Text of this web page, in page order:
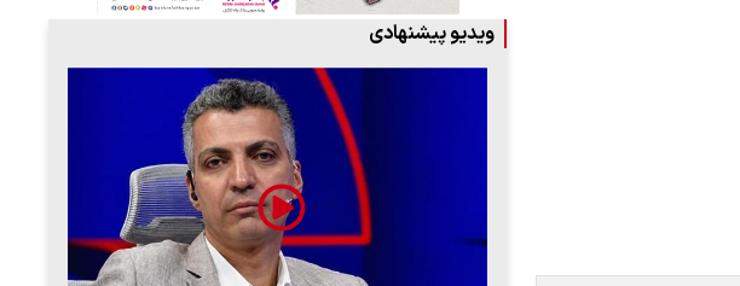
ویدیو پیشنهادی